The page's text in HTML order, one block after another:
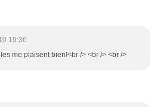
19:36
me plaisent bien!<br /> <br /> <br />